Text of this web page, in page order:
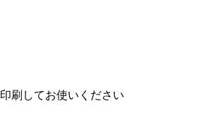
印刷してお使いください